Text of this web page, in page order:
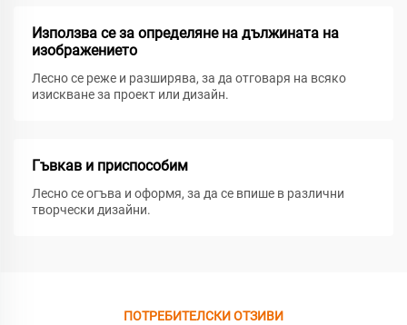
Използва се за определяне на дължината на
изображението
Лесно се реже и разширява, за да отговаря на всяко
изискване за проект или дизайн.
Гъвкав и приспособим
Лесно се огъва и оформя, за да се впише в различни
творчески дизайни.
ПОТРЕБИТЕЛСКИ ОТЗИВИ